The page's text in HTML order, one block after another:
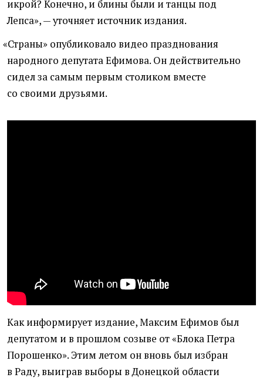
икрой? Конечно, и блины были и танцы под
Лепса», — уточняет источник издания.
«Страны» опубликовало видео празднования
народного депутата Ефимова. Он действительно
сидел за самым первым столиком вместе
со своими друзьями.
Как информирует издание, Максим Ефимов был
депутатом и в прошлом созыве от «Блока Петра
Порошенко». Этим летом он вновь был избран
в Раду, выиграв выборы в Донецкой области